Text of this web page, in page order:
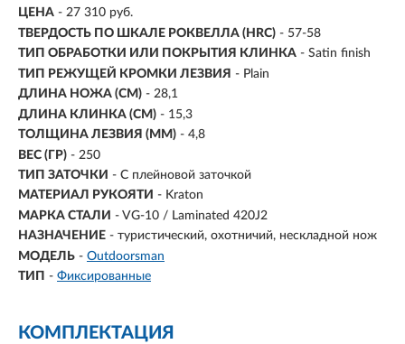
ЦЕНА - 27 310 руб.
ТВЕРДОСТЬ ПО ШКАЛЕ РОКВЕЛЛА (HRC) - 57-58
ТИП ОБРАБОТКИ ИЛИ ПОКРЫТИЯ КЛИНКА - Satin finish
ТИП РЕЖУЩЕЙ КРОМКИ ЛЕЗВИЯ - Plain
ДЛИНА НОЖА (СМ) - 28,1
ДЛИНА КЛИНКА (СМ) - 15,3
ТОЛЩИНА ЛЕЗВИЯ (ММ) - 4,8
ВЕС (ГР) - 250
ТИП ЗАТОЧКИ - С плейновой заточкой
МАТЕРИАЛ РУКОЯТИ - Kraton
МАРКА СТАЛИ - VG-10 / Laminated 420J2
НАЗНАЧЕНИЕ - туристический, охотничий, нескладной нож
МОДЕЛЬ - Outdoorsman
ТИП - Фиксированные
КОМПЛЕКТАЦИЯ